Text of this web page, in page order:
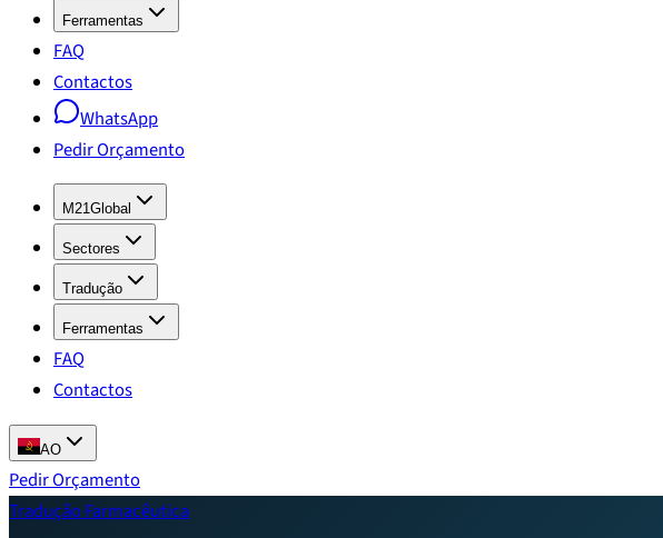
Ferramentas
FAQ
Contactos
WhatsApp
Pedir Orçamento
M21Global
Sectores
Tradução
Ferramentas
FAQ
Contactos
AO
Pedir Orçamento
Tradução Farmacêutica